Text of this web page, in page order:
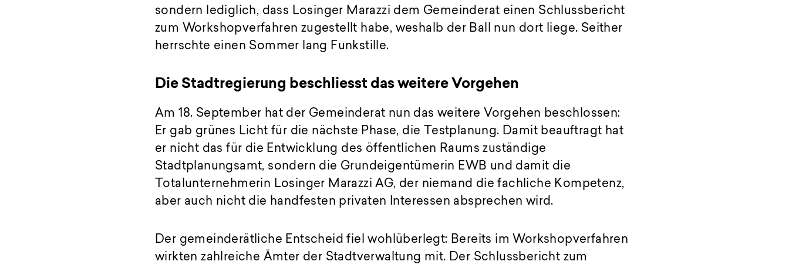
sondern lediglich, dass Losinger Marazzi dem Gemeinderat einen Schlussbericht
zum Workshopverfahren zugestellt habe, weshalb der Ball nun dort liege. Seither
herrschte einen Sommer lang Funkstille.
Die Stadtregierung beschliesst das weitere Vorgehen
Am 18. September hat der Gemeinderat nun das weitere Vorgehen beschlossen:
Er gab grünes Licht für die nächste Phase, die Testplanung. Damit beauftragt hat
er nicht das für die Entwicklung des öffentlichen Raums zuständige
Stadtplanungsamt, sondern die Grundeigentümerin EWB und damit die
Totalunternehmerin Losinger Marazzi AG, der niemand die fachliche Kompetenz,
aber auch nicht die handfesten privaten Interessen absprechen wird.
Der gemeinderätliche Entscheid fiel wohlüberlegt: Bereits im Workshopverfahren
wirkten zahlreiche Ämter der Stadtverwaltung mit. Der Schlussbericht zum